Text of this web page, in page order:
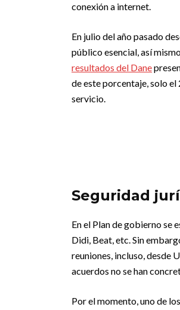
conexión a internet.
En julio del año pasado
público esencial, así
resultados del Dane
de este porcentaje, solo
servicio.
Seguridad
En el Plan de gobierno se
Didi, Beat, etc. Sin
reuniones, incluso, desde
acuerdos no se han
Por el momento, uno de